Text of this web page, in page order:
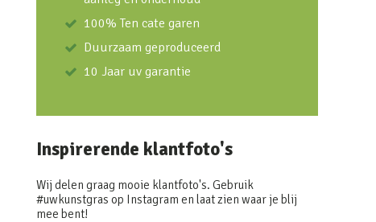
100% Ten cate garen
Duurzaam geproduceerd
10 Jaar uv garantie
Inspirerende klantfoto's
Wij delen graag mooie klantfoto's. Gebruik
#uwkunstgras op Instagram en laat zien waar je blij
mee bent!